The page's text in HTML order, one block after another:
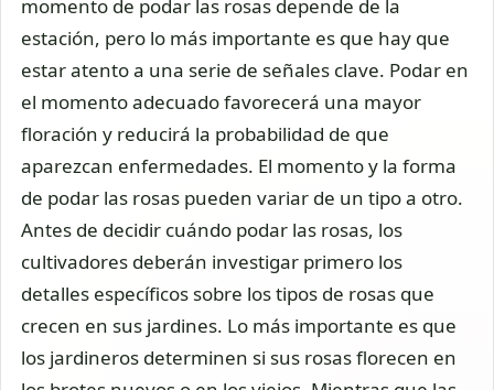
momento de podar las rosas depende de la
estación, pero lo más importante es que hay que
estar atento a una serie de señales clave. Podar en
el momento adecuado favorecerá una mayor
floración y reducirá la probabilidad de que
aparezcan enfermedades. El momento y la forma
de podar las rosas pueden variar de un tipo a otro.
Antes de decidir cuándo podar las rosas, los
cultivadores deberán investigar primero los
detalles específicos sobre los tipos de rosas que
crecen en sus jardines. Lo más importante es que
los jardineros determinen si sus rosas florecen en